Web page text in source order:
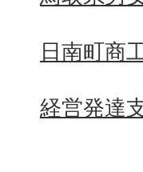
日南町商
経営発達